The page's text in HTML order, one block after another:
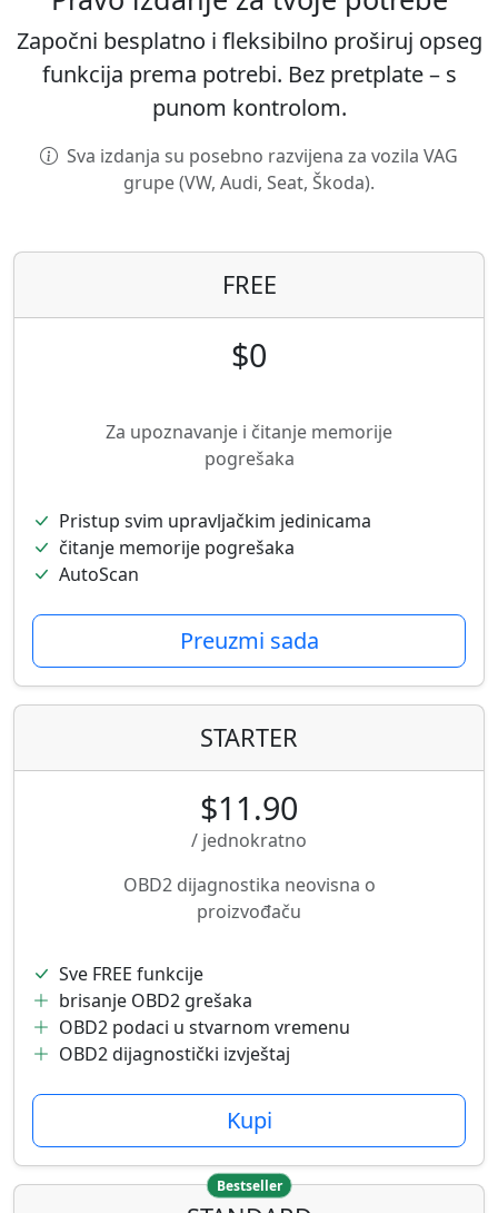
Započni besplatno i fleksibilno proširuj opseg
funkcija prema potrebi. Bez pretplate – s
punom kontrolom.
Sva izdanja su posebno razvijena za vozila VAG
grupe (VW, Audi, Seat, Škoda).
FREE
$0
Za upoznavanje i čitanje memorije
pogrešaka
Pristup svim upravljačkim jedinicama
čitanje memorije pogrešaka
AutoScan
Preuzmi sada
STARTER
$11.90
/ jednokratno
OBD2 dijagnostika neovisna o
proizvođaču
Sve FREE funkcije
brisanje OBD2 grešaka
OBD2 podaci u stvarnom vremenu
OBD2 dijagnostički izvještaj
Kupi
Bestseller